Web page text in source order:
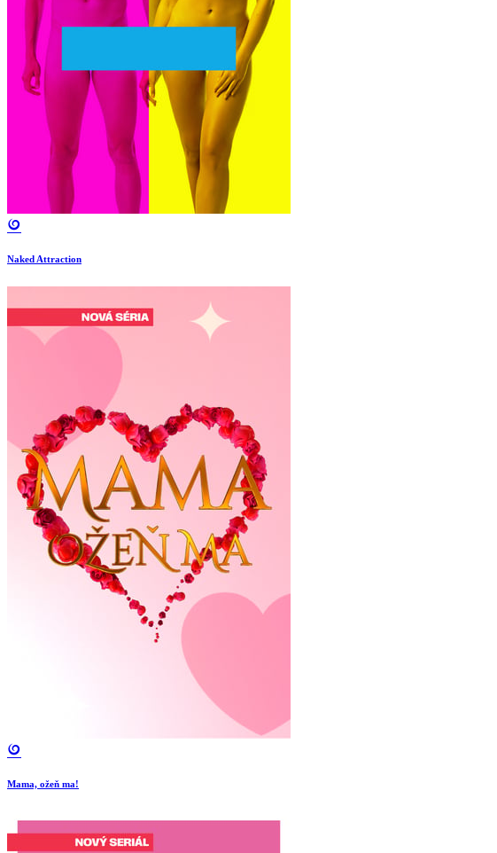
Naked Attraction
Mama, ožeň ma!